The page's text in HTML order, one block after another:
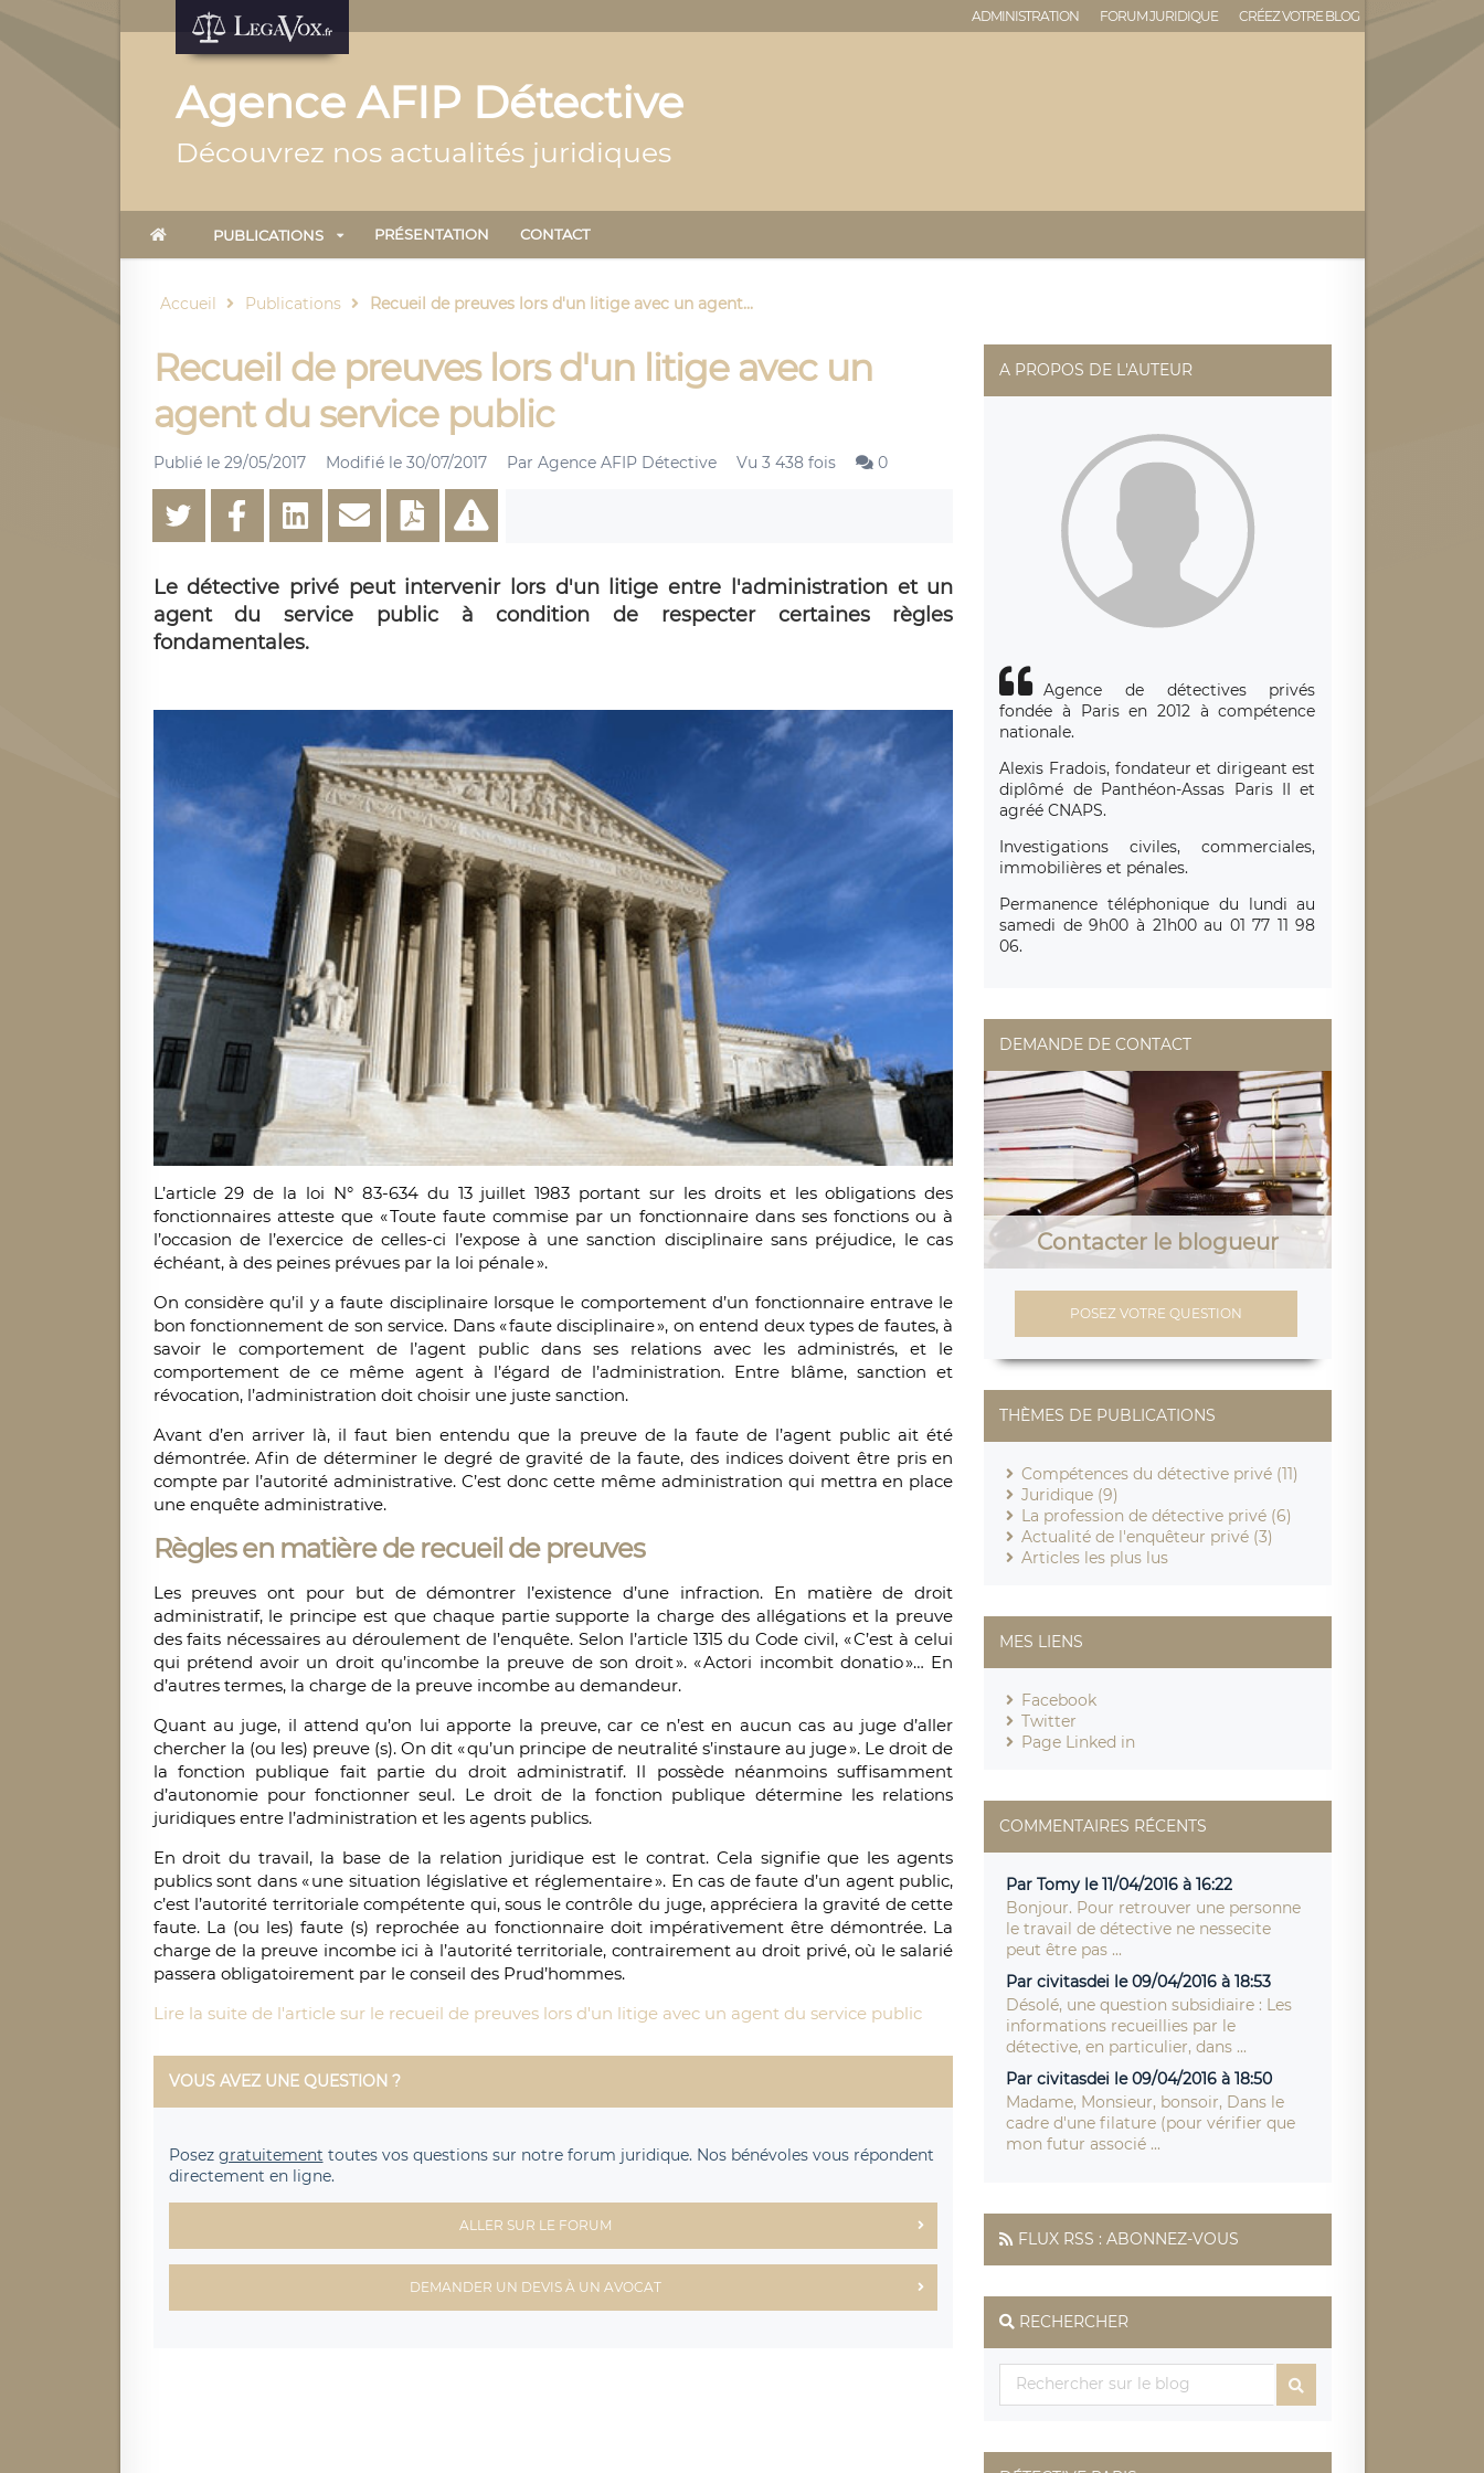
ADMINISTRATION FORUM JURIDIQUE CRÉEZ VOTRE BLOG
Agence AFIP Détective
Découvrez nos actualités juridiques
PUBLICATIONS PRÉSENTATION CONTACT
Accueil Publications Recueil de preuves lors d'un litige avec un agent...
Recueil de preuves lors d'un litige avec un
agent du service public
Publié le 29/05/2017 Modifié le 30/07/2017 Par Agence AFIP Détective Vu 3 438 fois 0
Le détective privé peut intervenir lors d'un litige entre l'administration et un
agent du service public à condition de respecter certaines règles
fondamentales.
L’article 29 de la loi N° 83-634 du 13 juillet 1983 portant sur les droits et les obligations des
fonctionnaires atteste que « Toute faute commise par un fonctionnaire dans ses fonctions ou à
l’occasion de l’exercice de celles-ci l’expose à une sanction disciplinaire sans préjudice, le cas
échéant, à des peines prévues par la loi pénale ».
On considère qu’il y a faute disciplinaire lorsque le comportement d’un fonctionnaire entrave le
bon fonctionnement de son service. Dans « faute disciplinaire », on entend deux types de fautes, à
savoir le comportement de l’agent public dans ses relations avec les administrés, et le
comportement de ce même agent à l’égard de l’administration. Entre blâme, sanction et
révocation, l’administration doit choisir une juste sanction.
Avant d’en arriver là, il faut bien entendu que la preuve de la faute de l’agent public ait été
démontrée. Afin de déterminer le degré de gravité de la faute, des indices doivent être pris en
compte par l’autorité administrative. C’est donc cette même administration qui mettra en place
une enquête administrative.
Règles en matière de recueil de preuves
Les preuves ont pour but de démontrer l’existence d’une infraction. En matière de droit
administratif, le principe est que chaque partie supporte la charge des allégations et la preuve
des faits nécessaires au déroulement de l’enquête. Selon l’article 1315 du Code civil, « C’est à celui
qui prétend avoir un droit qu’incombe la preuve de son droit ». « Actori incombit donatio »… En
d’autres termes, la charge de la preuve incombe au demandeur.
Quant au juge, il attend qu’on lui apporte la preuve, car ce n’est en aucun cas au juge d’aller
chercher la (ou les) preuve (s). On dit « qu’un principe de neutralité s’instaure au juge ». Le droit de
la fonction publique fait partie du droit administratif. Il possède néanmoins suffisamment
d’autonomie pour fonctionner seul. Le droit de la fonction publique détermine les relations
juridiques entre l’administration et les agents publics.
En droit du travail, la base de la relation juridique est le contrat. Cela signifie que les agents
publics sont dans « une situation législative et réglementaire ». En cas de faute d’un agent public,
c’est l’autorité territoriale compétente qui, sous le contrôle du juge, appréciera la gravité de cette
faute. La (ou les) faute (s) reprochée au fonctionnaire doit impérativement être démontrée. La
charge de la preuve incombe ici à l’autorité territoriale, contrairement au droit privé, où le salarié
passera obligatoirement par le conseil des Prud’hommes.
Lire la suite de l'article sur le recueil de preuves lors d'un litige avec un agent du service public
VOUS AVEZ UNE QUESTION ?
Posez gratuitement toutes vos questions sur notre forum juridique. Nos bénévoles vous répondent
directement en ligne.
ALLER SUR LE FORUM
DEMANDER UN DEVIS À UN AVOCAT
A PROPOS DE L'AUTEUR
Agence de détectives privés
fondée à Paris en 2012 à compétence
nationale.
Alexis Fradois, fondateur et dirigeant est
diplômé de Panthéon-Assas Paris II et
agréé CNAPS.
Investigations civiles, commerciales,
immobilières et pénales.
Permanence téléphonique du lundi au
samedi de 9h00 à 21h00 au 01 77 11 98
06.
DEMANDE DE CONTACT
Contacter le blogueur
POSEZ VOTRE QUESTION
THÈMES DE PUBLICATIONS
Compétences du détective privé (11)
Juridique (9)
La profession de détective privé (6)
Actualité de l'enquêteur privé (3)
Articles les plus lus
MES LIENS
Facebook
Twitter
Page Linked in
COMMENTAIRES RÉCENTS
Par Tomy le 11/04/2016 à 16:22
Bonjour. Pour retrouver une personne
le travail de détective ne nessecite
peut être pas ...
Par civitasdei le 09/04/2016 à 18:53
Désolé, une question subsidiaire : Les
informations recueillies par le
détective, en particulier, dans ...
Par civitasdei le 09/04/2016 à 18:50
Madame, Monsieur, bonsoir, Dans le
cadre d'une filature (pour vérifier que
mon futur associé ...
FLUX RSS : ABONNEZ-VOUS
RECHERCHER